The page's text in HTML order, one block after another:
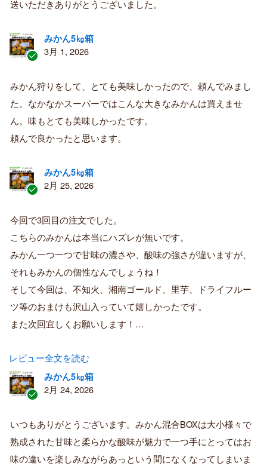
者
送いただきありがとうございました。
証
済
み
購
者
みかん5㎏箱
3月 1, 2026
みかん狩りをして、とても美味しかったので、頼んでみまし
た。なかなかスーパーではこんな大きなみかんは買えませ
ん。味もとても美味しかったです。
頼んで良かったと思います。
証
済
み
購
者
みかん5㎏箱
2月 25, 2026
今回で3回目の注文でした。
こちらのみかんは本当にハズレが無いです。
みかん一つ一つで甘味の濃さや、酸味の強さが違いますが、
それもみかんの個性なんでしょうね！
そして今回は、不知火、湘南ゴールド、里芋、ドライフルー
ツ等のおまけも沢山入っていて嬉しかったです。
また次回宜しくお願いします！…
レビュー全文を読む
証
済
み
購
みかん5㎏箱
2月 24, 2026
いつもありがとうございます。みかん混合BOXは大小様々で
熟成された甘味と柔らかな酸味が魅力で一つ手にとってはお
味の違いを楽しみながらあっという間になくなってしまいま